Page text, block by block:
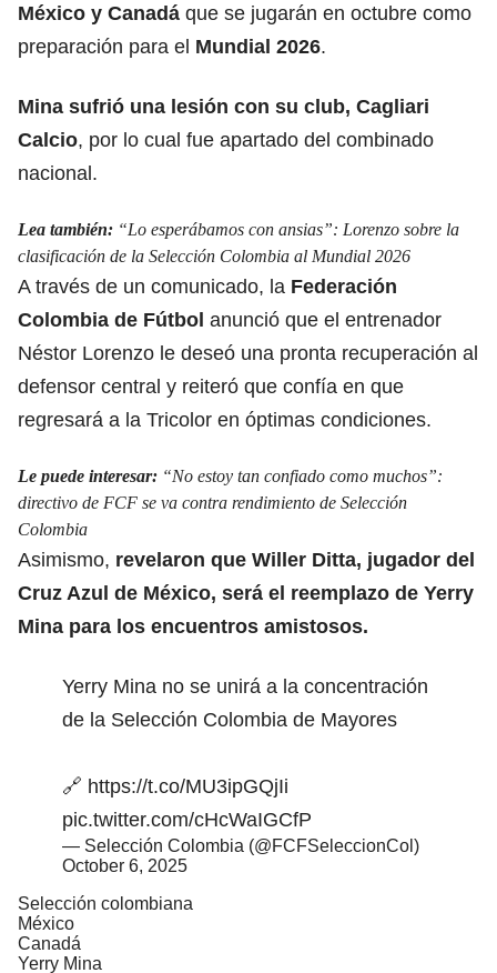
México y Canadá que se jugarán en octubre como
preparación para el Mundial 2026.
Mina sufrió una lesión con su club, Cagliari
Calcio, por lo cual fue apartado del combinado
nacional.
Lea también: “Lo esperábamos con ansias”: Lorenzo sobre la
clasificación de la Selección Colombia al Mundial 2026
A través de un comunicado, la Federación
Colombia de Fútbol anunció que el entrenador
Néstor Lorenzo le deseó una pronta recuperación al
defensor central y reiteró que confía en que
regresará a la Tricolor en óptimas condiciones.
Le puede interesar: “No estoy tan confiado como muchos”:
directivo de FCF se va contra rendimiento de Selección
Colombia
Asimismo, revelaron que Willer Ditta, jugador del
Cruz Azul de México, será el reemplazo de Yerry
Mina para los encuentros amistosos.
Yerry Mina no se unirá a la concentración
de la Selección Colombia de Mayores
🔗 https://t.co/MU3ipGQjIi
pic.twitter.com/cHcWaIGCfP
— Selección Colombia (@FCFSeleccionCol)
October 6, 2025
Selección colombiana
México
Canadá
Yerry Mina